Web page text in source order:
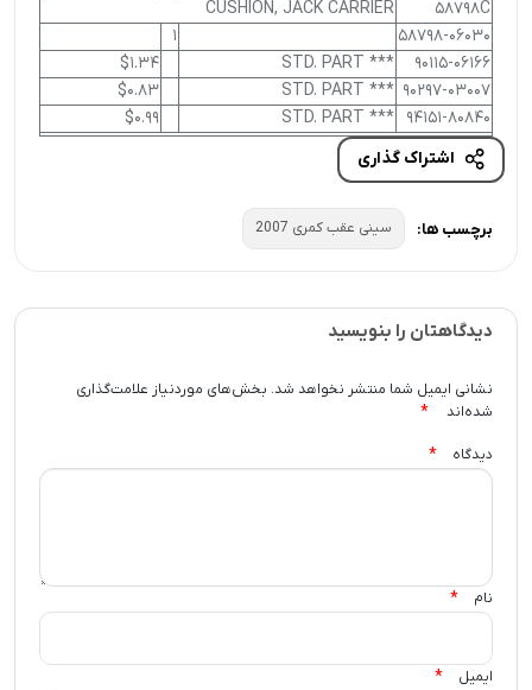
58798C
CUSHION, JACK CARRIER
58798-06030
1
90115-06166
*** STD. PART
$1.34
90297-03007
*** STD. PART
$0.83
94151-80840
*** STD. PART
$0.99
اشتراک گذاری
برچسب ها: سینی عقب کمری 2007
دیدگاهتان را بنویسید
نشانی ایمیل شما منتشر نخواهد شد. بخش‌های موردنیاز علامت‌گذاری
شده‌اند
*
دیدگاه *
نام *
ایمیل *